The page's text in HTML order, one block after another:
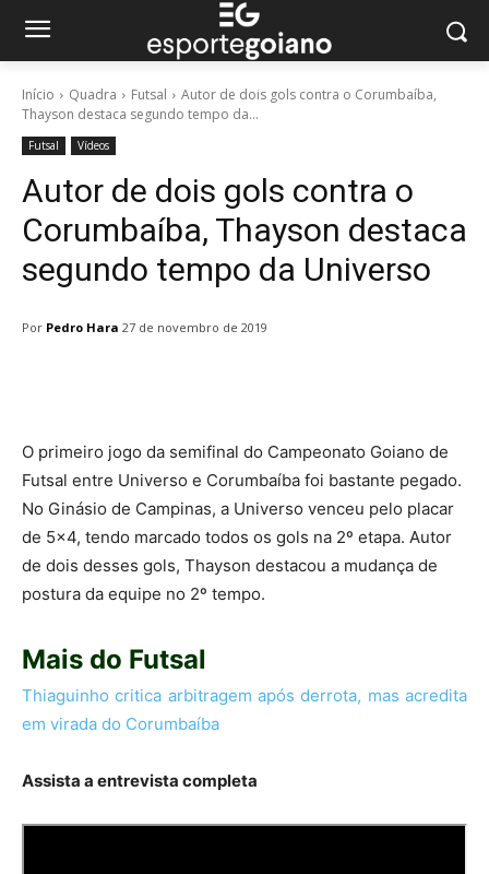
Início Quadra Futsal
Autor de dois gols contra o Corumbaíba,
Thayson destaca segundo tempo da...
Futsal Vídeos
Autor de dois gols contra o
Corumbaíba, Thayson destaca
segundo tempo da Universo
Por Pedro Hara 27 de novembro de 2019
O primeiro jogo da semifinal do Campeonato Goiano de
Futsal entre Universo e Corumbaíba foi bastante pegado.
No Ginásio de Campinas, a Universo venceu pelo placar
de 5×4, tendo marcado todos os gols na 2º etapa. Autor
de dois desses gols, Thayson destacou a mudança de
postura da equipe no 2º tempo.
Mais do Futsal
Thiaguinho critica arbitragem após derrota, mas acredita
em virada do Corumbaíba
Assista a entrevista completa